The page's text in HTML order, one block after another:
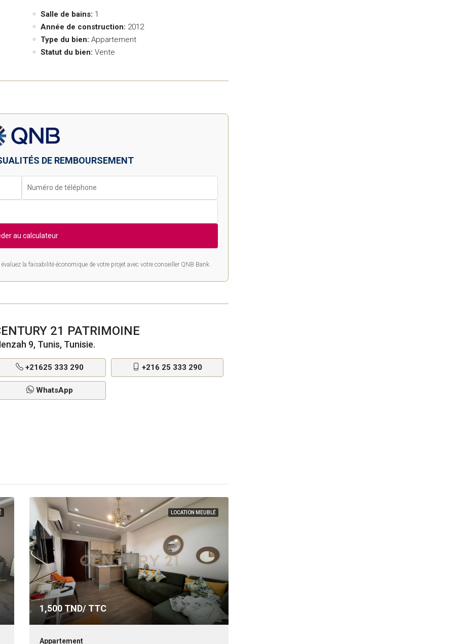
Salle de bains: 1
Année de construction: 2012
Type du bien: Appartement
Statut du bien: Vente
DE REMBOURSEMENT
au calculateur
la faisabilité économique de votre projet avec votre conseiller QNB Bank.
21 PATRIMOINE
9, Tunis, Tunisie.
+21625 333 290 +216 25 333 290
WhatsApp
LOCATION MEUBLÉ
1,500TND/ TTC
Appartement